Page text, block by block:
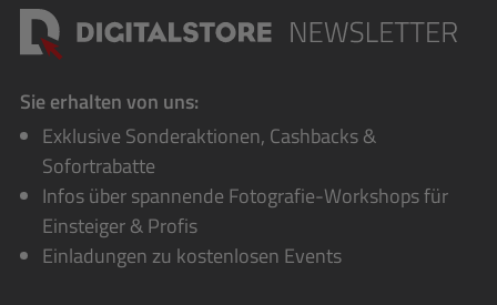
Sie erhalten von uns:
Exklusive Sonderaktionen, Cashbacks &
Sofortrabatte
Infos über spannende Fotografie-Workshops für
Einsteiger & Profis
Einladungen zu kostenlosen Events